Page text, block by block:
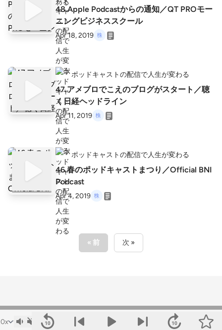
48.Apple Podcastからの通知／QT PROモー
ニングビジネススクール
Apr 18, 2019
ポッドキャストの配信で人生が変わる
47.アメブロでこえのブログがスタート／聴
く日経ヘッドライン
Apr 11, 2019
ポッドキャストの配信で人生が変わる
46.春のポッドキャストまつり／Official BNI
Podcast
Apr 4, 2019
« 前 次 »